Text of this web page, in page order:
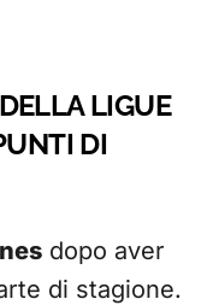
LIGUE
DI
dopo aver
di stagione.